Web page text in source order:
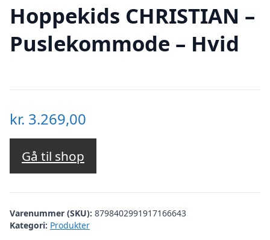
Hoppekids CHRISTIAN –
Puslekommode – Hvid
kr. 3.269,00
Gå til shop
Varenummer (SKU): 8798402991917166643
Kategori: Produkter